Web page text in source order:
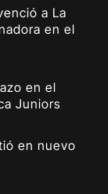
a La
en el
en el
Juniors
en nuevo